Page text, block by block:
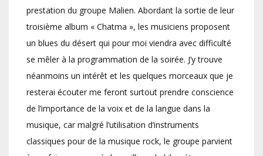
prestation du groupe Malien. Abordant la sortie de leur
troisième album « Chatma », les musiciens proposent
un blues du désert qui pour moi viendra avec difficulté
se mêler à la programmation de la soirée. J’y trouve
néanmoins un intérêt et les quelques morceaux que je
resterai écouter me feront surtout prendre conscience
de l’importance de la voix et de la langue dans la
musique, car malgré l’utilisation d’instruments
classiques pour de la musique rock, le groupe parvient